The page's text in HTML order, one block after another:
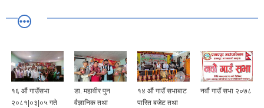
१६ औं गाउँसभा
२०८१|०३|०५ गते
डा. महावीर पुन
वैज्ञानिक तथा
१४ औं गाउँ सभाबाट
पारित बजेट तथा
नवौं गाउँ सभा २०७८